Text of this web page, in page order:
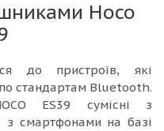
Hoco
до пристроїв, які
стандартам Bluetooth.
ES39 сумісні з
з смартфонами на базі